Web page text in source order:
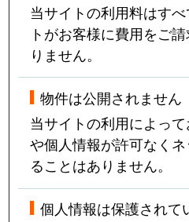
当サイトの利用料はす
トがお客様に費用をご
りません。
物件は公開されません
当サイトの利用によっ
や個人情報が許可なく
ることはありません。
個人情報は保護されて